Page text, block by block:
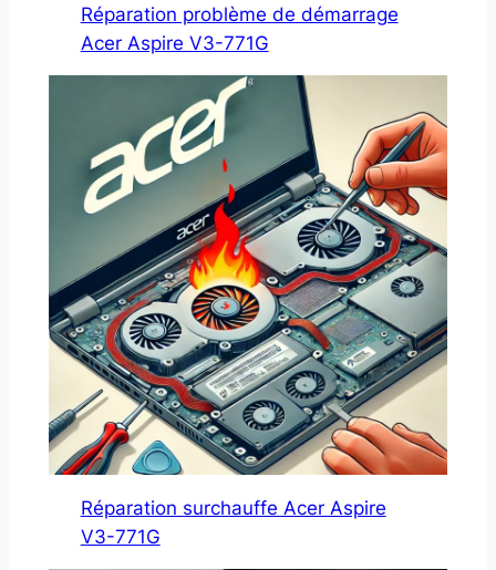
Réparation problème de démarrage
Acer Aspire V3-771G
Réparation surchauffe Acer Aspire
V3-771G